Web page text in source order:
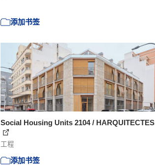
添加书签
Social Housing Units 2104 / HARQUITECTES
工程
添加书签